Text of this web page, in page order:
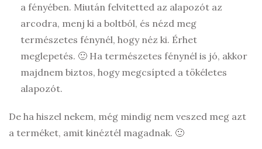
a fényében. Miután felvitetted az alapozót az
arcodra, menj ki a boltból, és nézd meg
természetes fénynél, hogy néz ki. Érhet
meglepetés. 🙂 Ha természetes fénynél is jó, akkor
majdnem biztos, hogy megcsípted a tökéletes
alapozót.
De ha hiszel nekem, még mindig nem veszed meg azt
a terméket, amit kinéztél magadnak. 🙂